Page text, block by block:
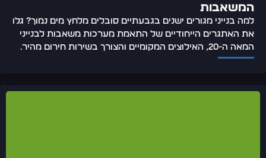
המשאבות
למה בנייני מגורים ישנים בגבעתיים סובלים מלחץ מים נמוך? גלו
את האתגרים הייחודיים של התאמת מערכות משאבות לבנייני
המאה ה-20, האילוצים המקומיים והצורך בשירות חירום מהיר.